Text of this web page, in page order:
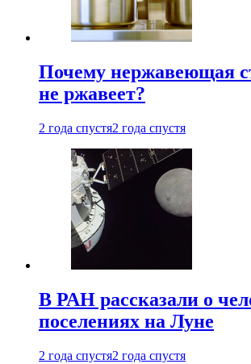
Почему нержавеющая
не ржавеет?
2 года спустя2 года спустя
В РАН рассказали о
поселениях на Луне
2 года спустя2 года спустя